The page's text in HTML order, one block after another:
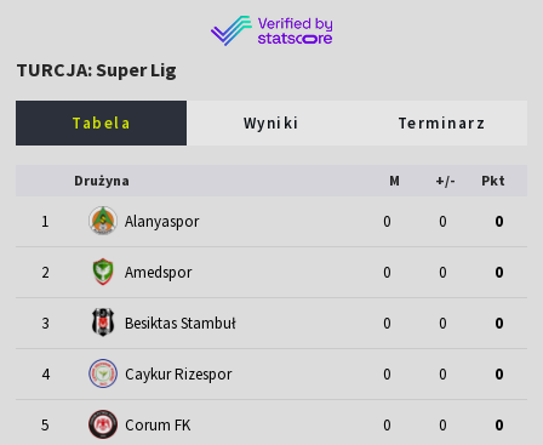
TURCJA: Super Lig
Tabela Wyniki Terminarz
Drużyna M +/- Pkt
1 Alanyaspor 0 0 0
2 Amedspor 0 0 0
3 Besiktas Stambuł 0 0 0
4 Caykur Rizespor 0 0 0
5 Corum FK 0 0 0